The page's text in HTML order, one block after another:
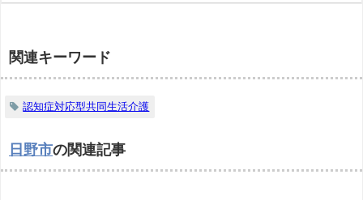
関連キーワード
認知症対応型共同生活介護
日野市の関連記事